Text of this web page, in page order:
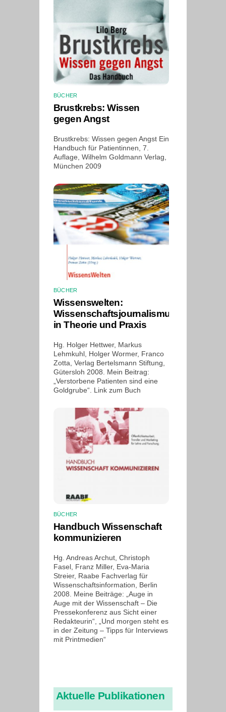
BÜCHER
Brustkrebs: Wissen
gegen Angst
Brustkrebs: Wissen gegen Angst Ein
Handbuch für Patientinnen, 7.
Auflage, Wilhelm Goldmann Verlag,
München 2009
BÜCHER
Wissenswelten:
Wissenschaftsjournalismus
in Theorie und Praxis
Hg. Holger Hettwer, Markus
Lehmkuhl, Holger Wormer, Franco
Zotta, Verlag Bertelsmann Stiftung,
Gütersloh 2008. Mein Beitrag:
„Verstorbene Patienten sind eine
Goldgrube“. Link zum Buch
BÜCHER
Handbuch Wissenschaft
kommunizieren
Hg. Andreas Archut, Christoph
Fasel, Franz Miller, Eva-Maria
Streier, Raabe Fachverlag für
Wissenschaftsinformation, Berlin
2008. Meine Beiträge: „Auge in
Auge mit der Wissenschaft – Die
Pressekonferenz aus Sicht einer
Redakteurin“, „Und morgen steht es
in der Zeitung – Tipps für Interviews
mit Printmedien“
Aktuelle Publikationen